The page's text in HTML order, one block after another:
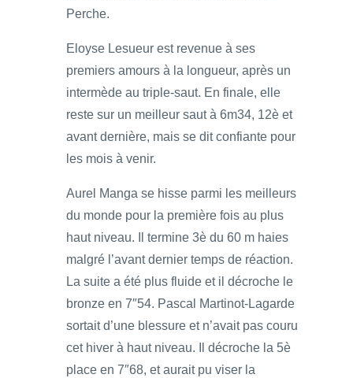
Perche.
Eloyse Lesueur est revenue à ses
premiers amours à la longueur, après un
intermède au triple-saut. En finale, elle
reste sur un meilleur saut à 6m34, 12è et
avant dernière, mais se dit confiante pour
les mois à venir.
Aurel Manga se hisse parmi les meilleurs
du monde pour la première fois au plus
haut niveau. Il termine 3è du 60 m haies
malgré l’avant dernier temps de réaction.
La suite a été plus fluide et il décroche le
bronze en 7″54. Pascal Martinot-Lagarde
sortait d’une blessure et n’avait pas couru
cet hiver à haut niveau. Il décroche la 5è
place en 7″68, et aurait pu viser la